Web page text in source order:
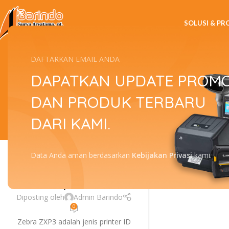
DAFTARKAN EMAIL ANDA
DAPATKAN UPDATE
DAN PRODUK TERBARU
DARI KAMI.
Data Anda aman berdasarkan Kebijakan Privasikami.
SOLUSI &
Tag
Percayakan Service
Diposting oleh Admin Barindo
0
Zebra ZXP3 adalah jenis printer ID